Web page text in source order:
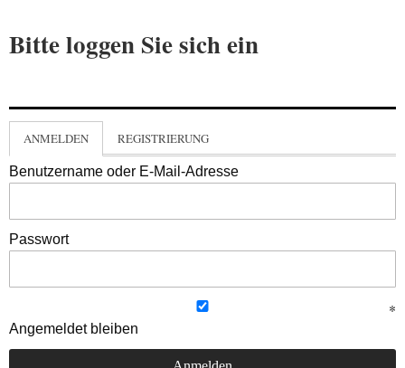
Bitte loggen Sie sich ein
ANMELDEN REGISTRIERUNG
Benutzername oder E-Mail-Adresse
Passwort
Angemeldet bleiben